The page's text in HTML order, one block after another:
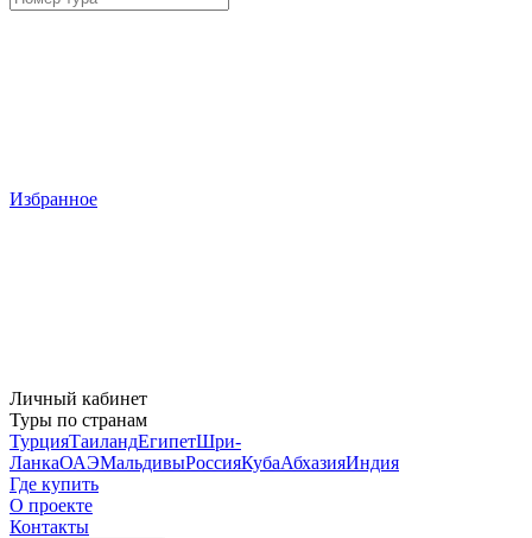
Избранное
Личный кабинет
Туры по странам
ТурцияТаиландЕгипетШри-
ЛанкаОАЭМальдивыРоссияКубаАбхазияИндия
Где купить
О проекте
Контакты